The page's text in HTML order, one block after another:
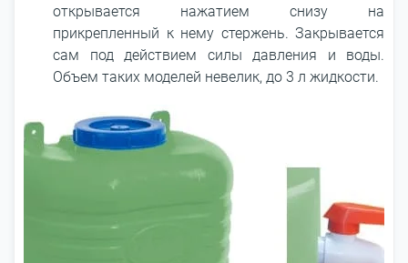
открывается нажатием снизу на
прикрепленный к нему стержень. Закрывается
сам под действием силы давления и воды.
Объем таких моделей невелик, до 3 л жидкости.